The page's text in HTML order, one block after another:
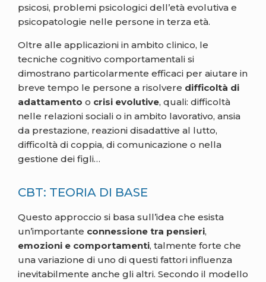
psicosi, problemi psicologici dell’età evolutiva e
psicopatologie nelle persone in terza età.
Oltre alle applicazioni in ambito clinico, le
tecniche cognitivo comportamentali si
dimostrano particolarmente efficaci per aiutare in
breve tempo le persone a risolvere difficoltà di
adattamento o crisi evolutive, quali: difficoltà
nelle relazioni sociali o in ambito lavorativo, ansia
da prestazione, reazioni disadattive al lutto,
difficoltà di coppia, di comunicazione o nella
gestione dei figli…
CBT: TEORIA DI BASE
Questo approccio si basa sull’idea che esista
un’importante connessione tra pensieri,
emozioni e comportamenti, talmente forte che
una variazione di uno di questi fattori influenza
inevitabilmente anche gli altri. Secondo il modello